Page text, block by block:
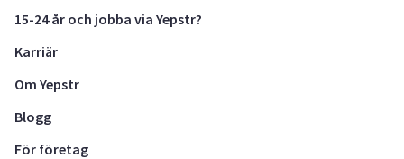
15-24 år och jobba via Yepstr?
Karriär
Om Yepstr
Blogg
För företag